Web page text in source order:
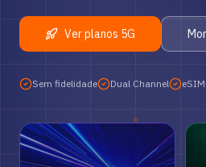
Ver planos 5G
Sem fidelidade Dual Channel